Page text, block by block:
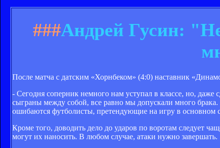
###Андрей Гусин:
После матча с датским «Хорнбеком» (4:0) наставник
- Сегодня соперник немного нам уступал в классе, но,
сыграны между собой, все равно мы допускали много брака.
ошибаются футболисты, претендующие на игру в основном
Кроме того, доводить дело до ударов по воротам следует
могут их наносить. В любом случае, атаки нужно завершать.